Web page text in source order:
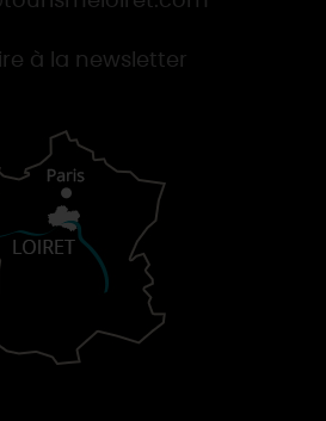
à la newsletter